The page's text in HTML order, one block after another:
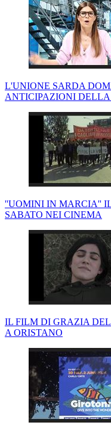
L'UNIONE SARDA
ANTICIPAZIONI
''UOMINI IN MARCIA''
SABATO NEI CINEMA
IL FILM DI GRAZIA
A ORISTANO